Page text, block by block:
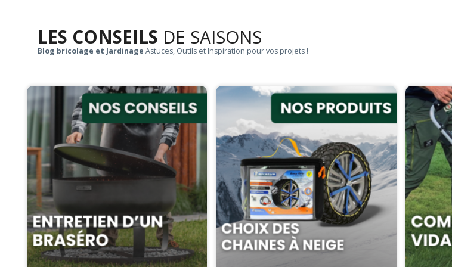
LES CONSEILS DE SAISONS
Blog bricolage et Jardinage Astuces, Outils et Inspiration pour vos projets !